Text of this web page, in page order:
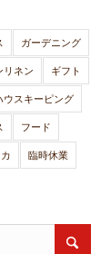
ガーデニング
リネン ギフト
ウスキーピング
フード
臨時休業